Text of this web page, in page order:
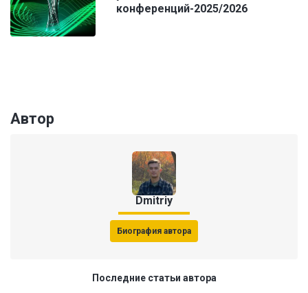
конференций-2025/2026
Автор
Dmitriy
Биография автора
Последние статьи автора